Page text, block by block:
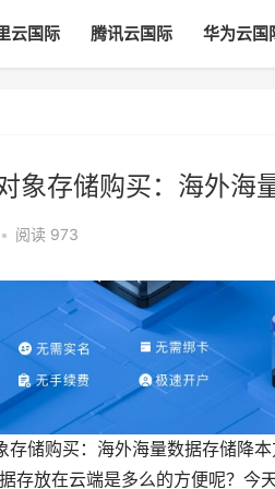
云国际 腾讯云国际 华为云国
象存储购买：海外海
• 阅读 973
储购买：海外海量数据存储降
存放在云端是多么的方便呢？今